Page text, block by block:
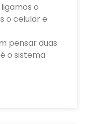
o
o celular e
pensar duas
o sistema